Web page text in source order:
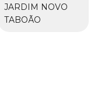
JARDIM NOVO
TABOÃO